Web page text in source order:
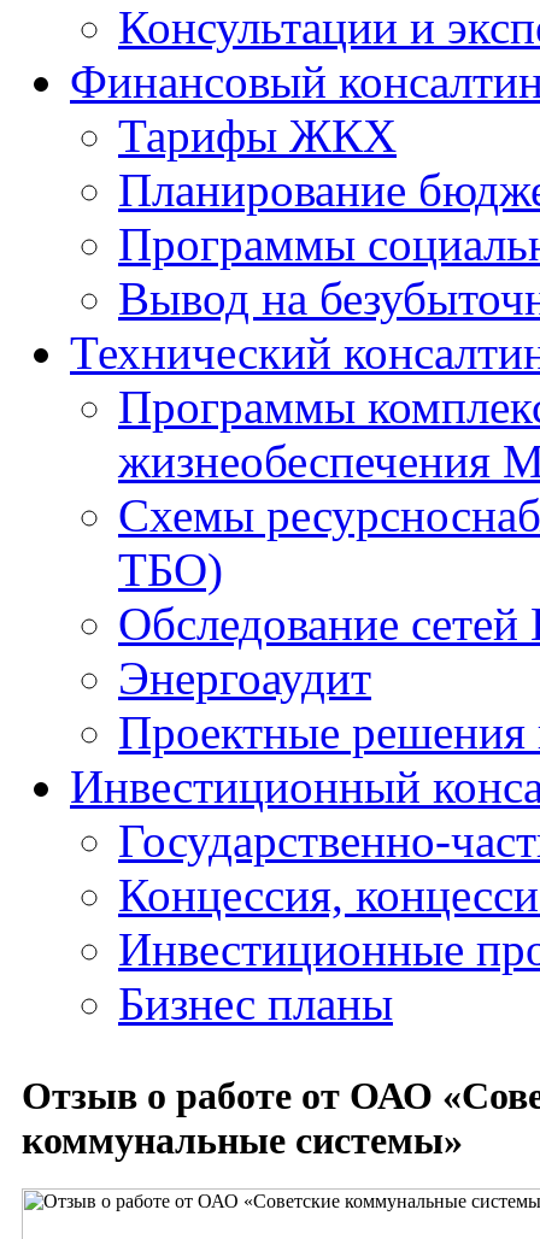
Консультации и
Финансовый
Тарифы ЖКХ
Планирование
Программы
Вывод на
Технический
Программы
жизнеобеспечения
Схемы
ТБО)
Обследование
Энергоаудит
Проектные решения
Инвестиционный
Государственно-
Концессия,
Инвестиционные
Бизнес планы
Отзыв о работе от ОАО
коммунальные системы»